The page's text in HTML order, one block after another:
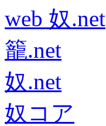
web 奴.net
籠.net
奴.net
奴コア